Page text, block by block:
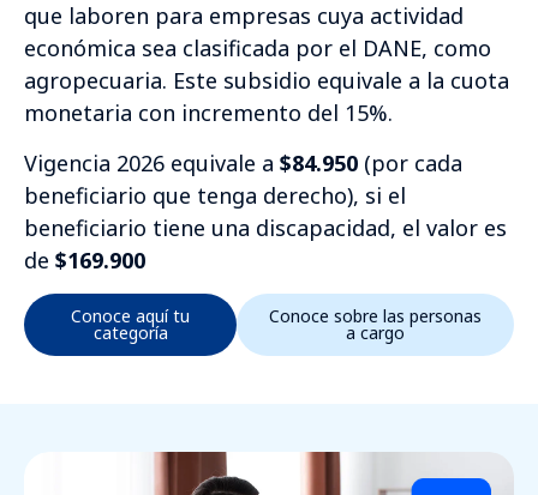
que laboren para empresas cuya actividad
económica sea clasificada por el DANE, como
agropecuaria. Este subsidio equivale a la cuota
monetaria con incremento del 15%.
Vigencia 2026 equivale a $84.950 (por cada
beneficiario que tenga derecho), si el
beneficiario tiene una discapacidad, el valor es
de $169.900
Conoce aquí tu
categoría
Conoce sobre las personas
a cargo